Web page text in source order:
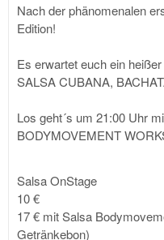
Nach der phänomenalen
Edition!
Es erwartet euch ein
SALSA CUBANA,
Los geht´s um 21:00 Uhr
BODYMOVEMENT
Salsa OnStage
10 €
17 € mit Salsa
Getränkebon)